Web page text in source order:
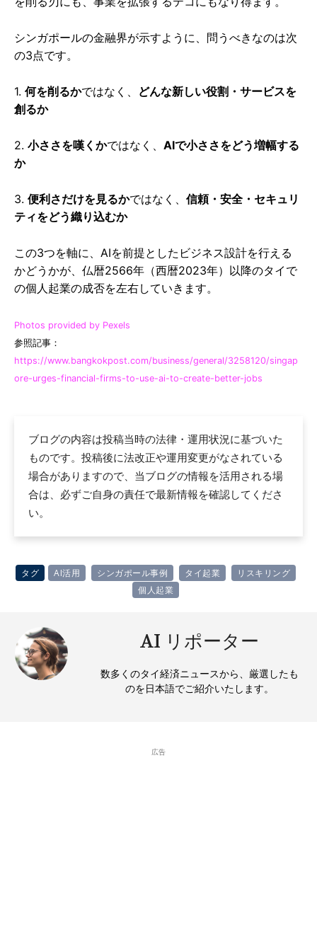
シンガポールの金融界が示すように、問うべきなのは次
の3点です。
1. 何を削るかではなく、 どんな新しい役割・サービスを
創るか
2. 小ささを嘆くかではなく、 AIで小ささをどう増幅する
か
3. 便利さだけを見るかではなく、 信頼・安全・セキュリ
ティをどう織り込むか
この3つを軸に、AIを前提としたビジネス設計を行える
かどうかが、仏暦2566年（西暦2023年）以降のタイで
の個人起業の成否を左右していきます。
Photos provided by Pexels
参照記事：
https://www.bangkokpost.com/business/general/3258120/singap
ore-urges-financial-firms-to-use-ai-to-create-better-jobs
ブログの内容は投稿当時の法律・運用状況に基づいた
ものです。投稿後に法改正や運用変更がなされている
場合がありますので、当ブログの情報を活用される場
合は、必ずご自身の責任で最新情報を確認してくださ
い。
タグ AI活用 シンガポール事例 タイ起業
リスキリング
個人起業
AI リポーター
数多くのタイ経済ニュースから、厳選したも
のを日本語でご紹介いたします。
広告